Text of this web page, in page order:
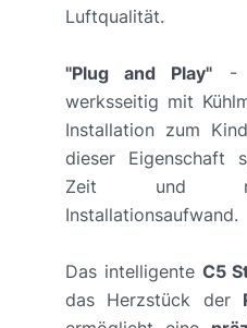
Luftqualität.
"Plug and Play" -
werksseitig mit
Installation zum
dieser Eigenschaft
Zeit und
Installationsaufwand.
Das intelligente C5
das Herzstück der